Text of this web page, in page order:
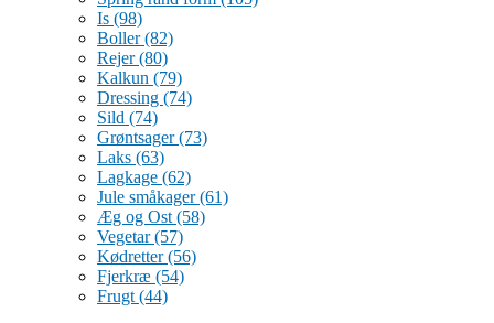
Is (98)
Boller(82)
Rejer(80)
Kalkun (79)
Dressing (74)
Sild (74)
Grøntsager(73)
Laks (63)
Lagkage (62)
Jule småkager(61)
Æg og Ost (58)
Vegetar(57)
Kødretter(56)
Fjerkræ (54)
Frugt (44)